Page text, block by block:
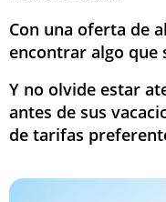
Con una oferta de
encontrar algo que
Y no olvide estar
antes de sus
de tarifas